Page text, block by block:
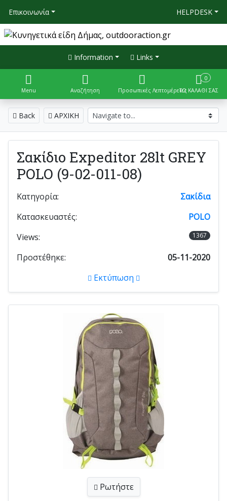
Επικοινωνία HELPDESK
Information Links
Menu Αναζήτηση Προσωπικές Λεπτομέρειες
0
ΤΟ ΚΑΛΑΘΙ ΣΑΣ
Back ΑΡΧΙΚΗ
Σακίδιο Expeditor 28lt GREY
POLO (9-02-011-08)
Κατηγορία:
Σακίδια
Κατασκευαστές:
POLO
Views:
1367
Προστέθηκε:
05-11-2020
Εκτύπωση
Ρωτήστε